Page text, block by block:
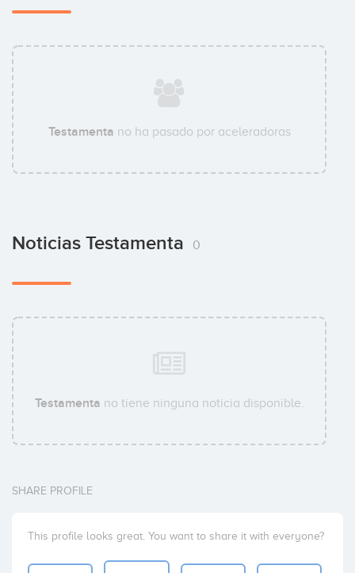
Testamenta no ha pasado por aceleradoras
Noticias Testamenta 0
Testamenta no tiene ninguna noticia disponible.
SHARE PROFILE
This profile looks great. You want to share it with everyone?